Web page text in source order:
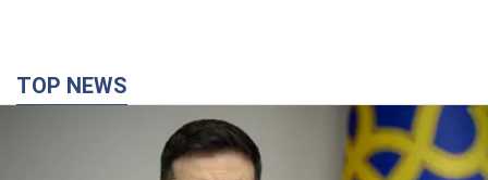
TOP NEWS